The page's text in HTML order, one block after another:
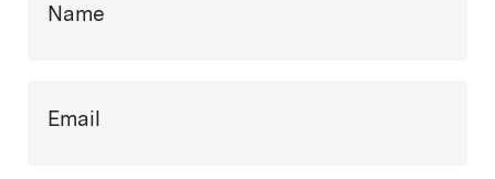
Name
Email